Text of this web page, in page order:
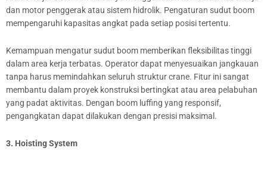
dan motor penggerak atau sistem hidrolik. Pengaturan sudut boom
mempengaruhi kapasitas angkat pada setiap posisi tertentu.
Kemampuan mengatur sudut boom memberikan fleksibilitas tinggi
dalam area kerja terbatas. Operator dapat menyesuaikan jangkauan
tanpa harus memindahkan seluruh struktur crane. Fitur ini sangat
membantu dalam proyek konstruksi bertingkat atau area pelabuhan
yang padat aktivitas. Dengan boom luffing yang responsif,
pengangkatan dapat dilakukan dengan presisi maksimal.
3. Hoisting System